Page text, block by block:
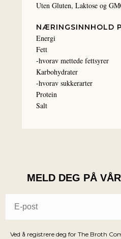
Uten Gluten, Laktose og
NÆRINGSINNHOLD
Energi
Fett
-hvorav mettede fettsyrer
Karbohydrater
-hvorav sukkerarter
Protein
Salt
MELD DEG PÅ
Ved å registrere deg for The Broth